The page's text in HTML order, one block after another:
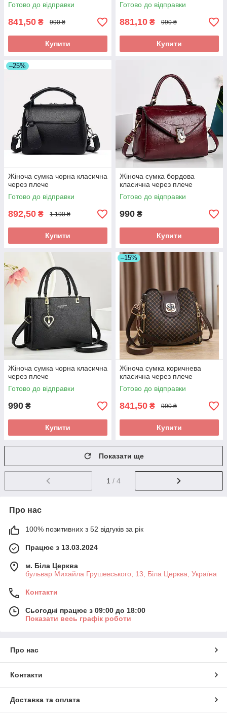
Готово до відправки
841,50 ₴ 990 ₴
Купити
Готово до відправки
881,10 ₴ 990 ₴
Купити
–25%
Жіноча сумка чорна класична
через плече
Готово до відправки
892,50 ₴ 1 190 ₴
Купити
Жіноча сумка бордова
класична через плече
Готово до відправки
990 ₴
Купити
Жіноча сумка чорна класична
через плече
Готово до відправки
990 ₴
Купити
–15%
Жіноча сумка коричнева
класична через плече
Готово до відправки
841,50 ₴ 990 ₴
Купити
Показати ще
1 / 4
Про нас
100% позитивних з 52 відгуків за рік
Працює з 13.03.2024
м. Біла Церква
бульвар Михайла Грушевського, 13, Біла Церква, Україна
Контакти
Сьогодні працює з 09:00 до 18:00
Показати весь графік роботи
Про нас
Контакти
Доставка та оплата